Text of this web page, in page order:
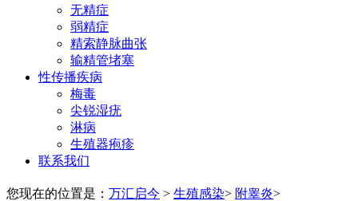
无精症
弱精症
精索静脉曲张
输精管堵塞
性传播疾病
梅毒
尖锐湿疣
淋病
生殖器疱疹
联系我们
您现在的位置是： 万汇启今 > 生殖感染> 附睾炎>